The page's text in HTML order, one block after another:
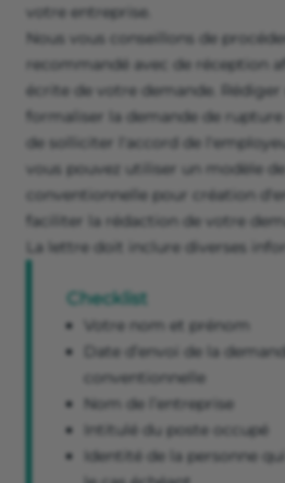
votre entreprise.
Nous vous conseillons de
recommandé avec de réception
écrite de votre demande.
formaliser la demande de
de solliciter l'accord de
vous pouvez utiliser un modèle
conventionnelle pour création
faciliter la rédaction de votre
La lettre doit inclure diverses
Checklist
Votre nom et prénom
Date d’envoi de la
conventionnelle
Nom de l’entreprise
Intitulé du poste occupé
Identité de la personne qui